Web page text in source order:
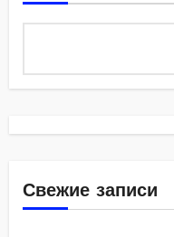
Свежие записи